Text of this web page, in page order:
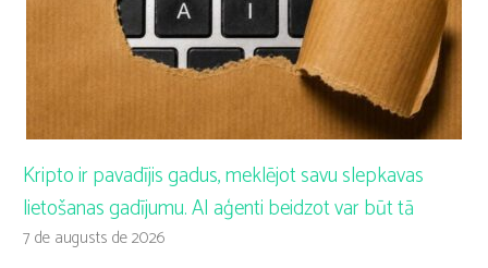
Kripto ir pavadījis gadus, meklējot savu slepkavas
lietošanas gadījumu. AI aģenti beidzot var būt tā
7 de augusts de 2026